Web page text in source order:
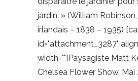
jardin. » (William
irlandais – 1838 – 1935)
id="attachment_3287"
width=""]Paysagiste Matt
Chelsea Flower Show, Mai